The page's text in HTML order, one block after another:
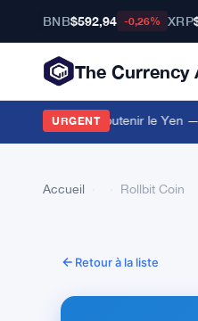
BNB$592,94 -0,26% XRP
The Currency
URGENT
Euros pour Soutenir le Yen —
Accueil Rollbit Coin
Retour à la liste